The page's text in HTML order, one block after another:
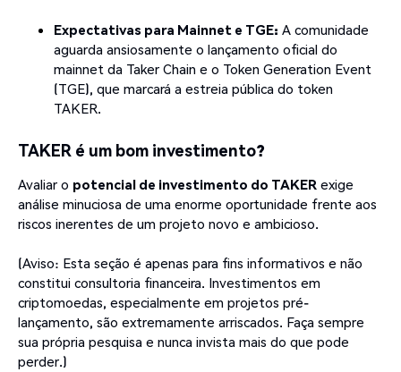
Expectativas para Mainnet e TGE: A comunidade
aguarda ansiosamente o lançamento oficial do
mainnet da Taker Chain e o Token Generation Event
(TGE), que marcará a estreia pública do token
TAKER.
TAKER é um bom investimento?
Avaliar o potencial de investimento do TAKER exige
análise minuciosa de uma enorme oportunidade frente aos
riscos inerentes de um projeto novo e ambicioso.
(Aviso: Esta seção é apenas para fins informativos e não
constitui consultoria financeira. Investimentos em
criptomoedas, especialmente em projetos pré-
lançamento, são extremamente arriscados. Faça sempre
sua própria pesquisa e nunca invista mais do que pode
perder.)